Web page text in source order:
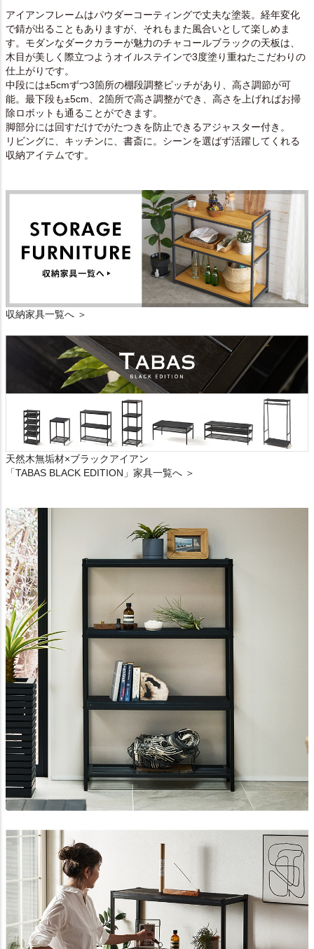
アイアンフレームはパウダーコーティングで丈夫な塗装。経年変化
で錆が出ることもありますが、それもまた風合いとして楽しめま
す。モダンなダークカラーが魅力のチャコールブラックの天板は、
木目が美しく際立つようオイルステインで3度塗り重ねたこだわりの
仕上がりです。
中段には±5cmずつ3箇所の棚段調整ピッチがあり、高さ調節が可
能。最下段も±5cm、2箇所で高さ調整ができ、高さを上げればお掃
除ロボットも通ることができます。
脚部分には回すだけでがたつきを防止できるアジャスター付き。
リビングに、キッチンに、書斎に。シーンを選ばず活躍してくれる
収納アイテムです。
収納家具一覧へ ＞
天然木無垢材×ブラックアイアン
「TABAS BLACK EDITION」家具一覧へ ＞